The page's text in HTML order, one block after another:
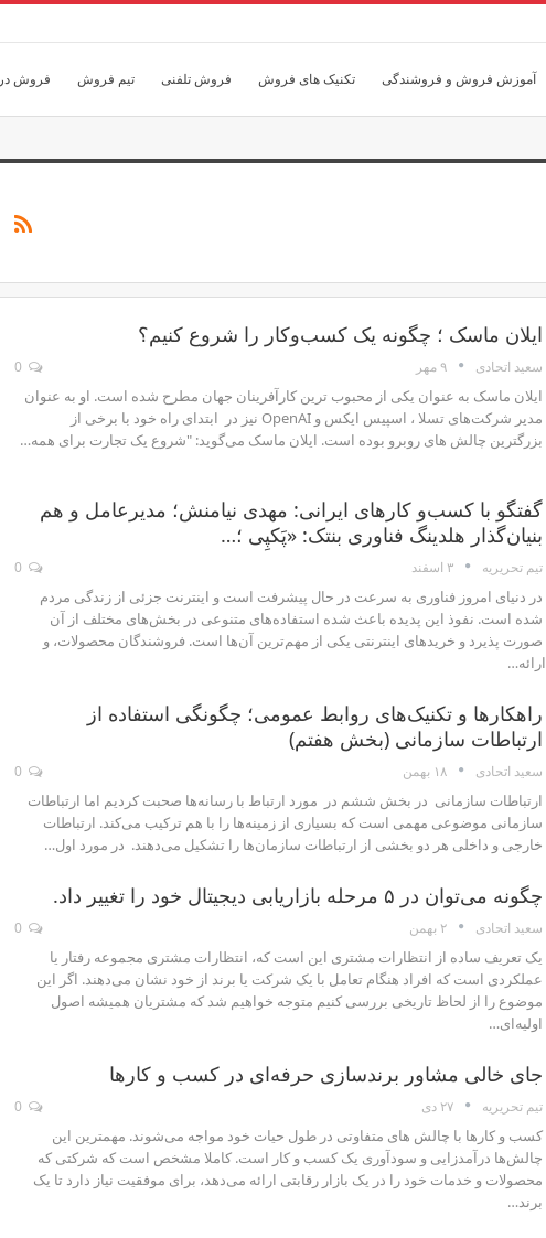
آموزش فروش و فروشندگی تکنیک های فروش فروش تلفنی تیم فروش فروش در CRM
ایلان ماسک ؛ چگونه یک‌ کسب‌وکار را شروع کنیم؟
سعید اتحادی ۹ مهر
ایلان ماسک به عنوان یکی از محبوب ترین کارآفرینان جهان مطرح شده است. او به عنوان
مدیر شرکت‌های تسلا ، اسپیس ایکس و OpenAI نیز در ابتدای راه خود با برخی از
بزرگترین چالش های روبرو بوده است. ایلان ماسک می‌گوید: "شروع یک تجارت برای همه…
گفتگو با کسب‌و کارهای ایرانی: مهدی نیامنش؛ مدیرعامل و هم
بنیان‌گذار هلدینگ فناوری بنتک: «پَکپِی ؛…
تیم تحریریه ۳ اسفند
در دنیای امروز فناوری به سرعت در حال پیشرفت است و اینترنت جزئی از زندگی مردم
شده است. نفوذ این پدیده باعث شده استفاده‌های متنوعی در بخش‌های مختلف از آن
صورت پذیرد و خریدهای اینترنتی یکی از مهم‌ترین آن‌ها است. فروشندگان محصولات، و
ارائه…
راهکارها و تکنیک‌های روابط عمومی؛ چگونگی استفاده از
ارتباطات سازمانی (بخش هفتم)
سعید اتحادی ۱۸ بهمن
ارتباطات سازمانی در بخش ششم در مورد ارتباط با رسانه‌ها صحبت کردیم اما ارتباطات
سازمانی موضوعی مهمی است که بسیاری از زمینه‌ها را با هم ترکیب می‌کند. ارتباطات
خارجی و داخلی هر دو بخشی از ارتباطات سازمان‌‌ها را تشکیل می‌دهند. در مورد اول…
چگونه می‌توان در ۵ مرحله بازاریابی دیجیتال خود را تغییر داد.
سعید اتحادی ۲ بهمن
یک تعریف ساده از انتظارات مشتری این است که،‌ انتظارات مشتری مجموعه رفتار یا
عملکردی است که افراد هنگام تعامل با یک شرکت یا برند از خود نشان می‌دهند. اگر این
موضوع را از لحاظ تاریخی بررسی کنیم متوجه ‌خواهیم شد که مشتریان همیشه اصول
اولیه‌ای…
جای خالی مشاور برندسازی حرفه‌ای در کسب و کارها
تیم تحریریه ۲۷ دی
کسب و کارها با چالش های متفاوتی در طول حیات خود مواجه می‌شوند. مهمترین این
چالش‌ها درآمدزایی و سودآوری یک کسب و کار است. کاملا مشخص است که شرکتی که
محصولات و خدمات خود را در یک بازار رقابتی ارائه می‌دهد، برای موفقیت نیاز دارد تا یک
برند…